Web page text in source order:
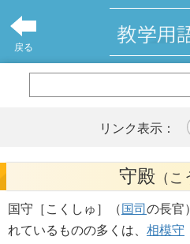
戻る
リンク表示：
守殿 （こ
国守［こくしゅ］（ 国司 の長官
れているものの多くは、 相模守